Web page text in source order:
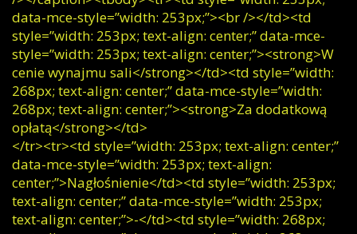
data-mce-style=”width: 253px;”><br /></td><td
style=”width: 253px; text-align: center;” data-mce-
style=”width: 253px; text-align: center;”><strong>W
cenie wynajmu sali</strong></td><td style=”width:
268px; text-align: center;” data-mce-style=”width:
268px; text-align: center;”><strong>Za dodatkową
opłatą</strong></td>
</tr><tr><td style=”width: 253px; text-align: center;”
data-mce-style=”width: 253px; text-align:
center;”>Nagłośnienie</td><td style=”width: 253px;
text-align: center;” data-mce-style=”width: 253px;
text-align: center;”>-</td><td style=”width: 268px;